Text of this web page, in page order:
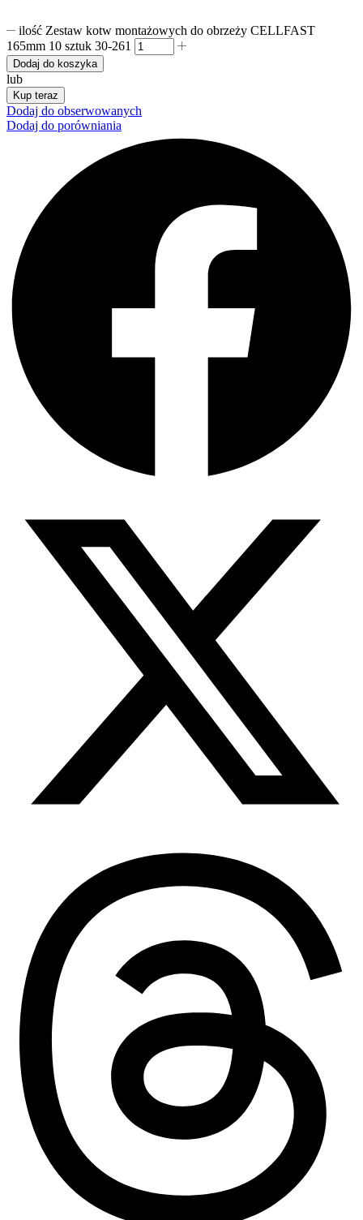
ilość Zestaw kotw montażowych do obrzeży CELLFAST
165mm 10 sztuk 30-261
Dodaj do koszyka
lub
Kup teraz
Dodaj do obserwowanych
Dodaj do porówniania